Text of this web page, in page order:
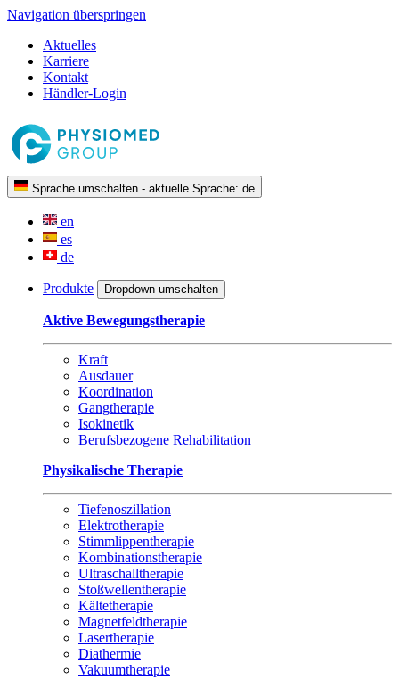
Navigation überspringen
Aktuelles
Karriere
Kontakt
Händler-Login
Sprache umschalten - aktuelle Sprache: de
en
es
de
Produkte Dropdown umschalten
Aktive Bewegungstherapie
Kraft
Ausdauer
Koordination
Gangtherapie
Isokinetik
Berufsbezogene Rehabilitation
Physikalische Therapie
Tiefenoszillation
Elektrotherapie
Stimmlippentherapie
Kombinationstherapie
Ultraschalltherapie
Stoßwellentherapie
Kältetherapie
Magnetfeldtherapie
Lasertherapie
Diathermie
Vakuumtherapie